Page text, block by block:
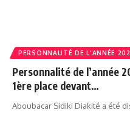
PERSONNALITÉ DE L'ANNÉE
Personnalité de l’année
1ère place devant…
Aboubacar Sidiki Diakité a été